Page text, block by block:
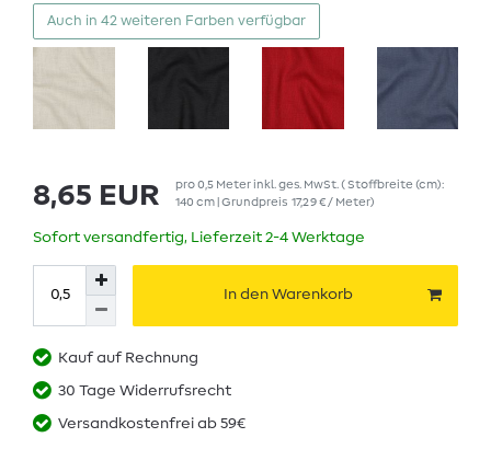
Auch in 42 weiteren Farben verfügbar
8,65 EUR pro0,5 Meterinkl. ges. MwSt. ( Stoffbreite (cm):
140 cm | Grundpreis 17,29 € / Meter)
Sofort versandfertig, Lieferzeit 2-4 Werktage
In den Warenkorb
Kauf auf Rechnung
30 Tage Widerrufsrecht
Versandkostenfrei ab 59€